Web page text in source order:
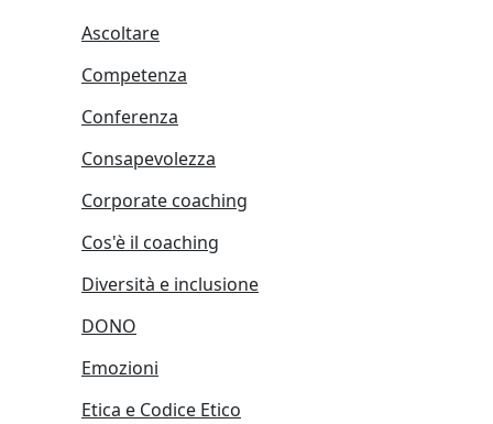
Ascoltare
Competenza
Conferenza
Consapevolezza
Corporate coaching
Cos'è il coaching
Diversità e inclusione
DONO
Emozioni
Etica e Codice Etico